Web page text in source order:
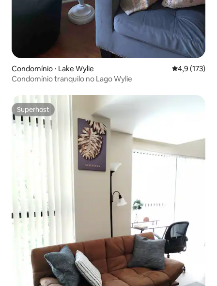
Condomínio ⋅ Lake Wylie 4,9 de uma
4,9 (173)
Condomínio tranquilo no Lago Wylie
Superhost
Superhost